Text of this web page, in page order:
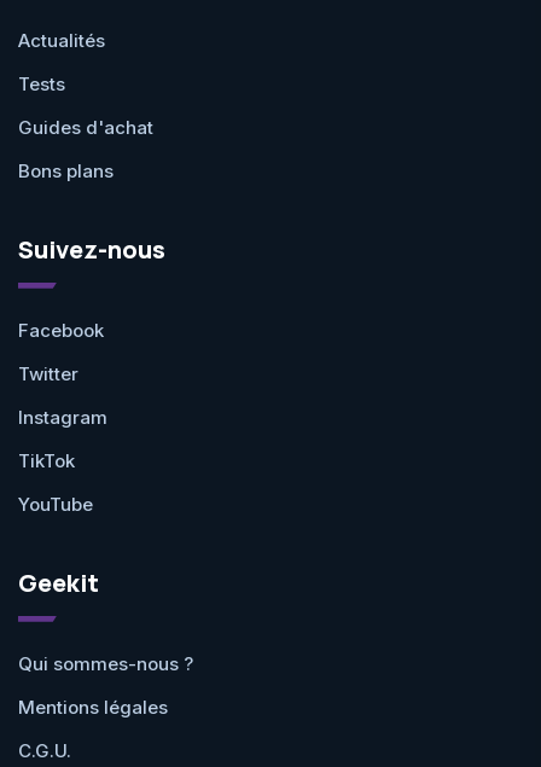
Actualités
Tests
Guides d'achat
Bons plans
Suivez-nous
Facebook
Twitter
Instagram
TikTok
YouTube
Geekit
Qui sommes-nous ?
Mentions légales
C.G.U.